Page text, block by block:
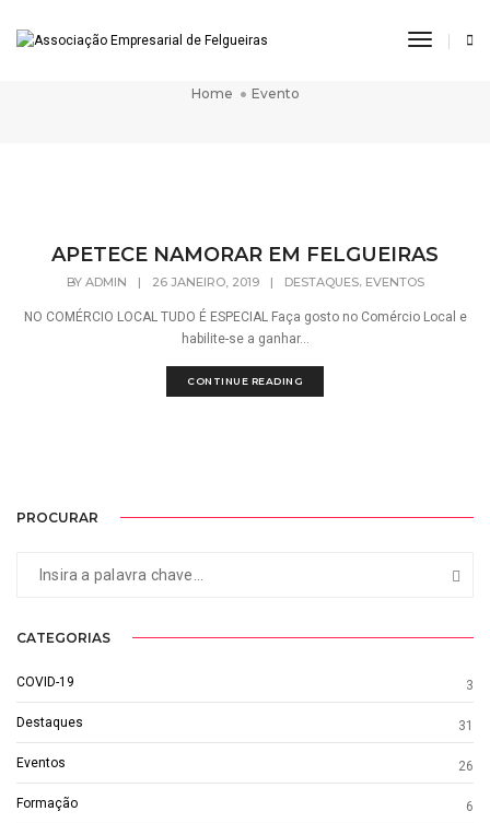
Toggle
Evento
Home Evento
APETECE NAMORAR EM FELGUEIRAS
BY ADMIN | 26 JANEIRO, 2019 | DESTAQUES, EVENTOS
NO COMÉRCIO LOCAL TUDO É ESPECIAL Faça gosto no Comércio Local e
habilite-se a ganhar...
CONTINUE READING
PROCURAR
CATEGORIAS
COVID-19 3
Destaques 31
Eventos 26
Formação 6